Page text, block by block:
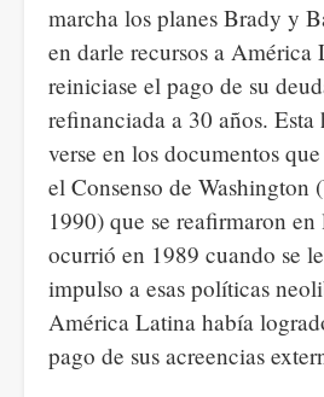
marcha los planes Brady y
en darle recursos a América
reiniciase el pago de su
refinanciada a 30 años. Esta
verse en los documentos
el Consenso de Washington
1990) que se reafirmaron
ocurrió en 1989 cuando se
impulso a esas políticas
América Latina había
pago de sus acreencias